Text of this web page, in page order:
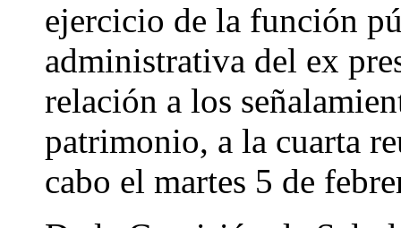
ejercicio de la función
administrativa del ex
relación a los
patrimonio, a la cuarta
cabo el martes 5 de